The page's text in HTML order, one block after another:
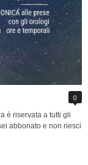
0
è riservata a tutti gli
abbonato e non riesci